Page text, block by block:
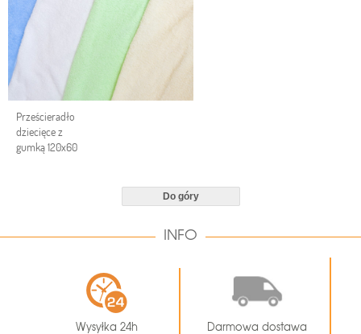
Prześcieradło
dziecięce z
gumką 120x60
Do góry
INFO
Wysyłka 24h Darmowa dostawa